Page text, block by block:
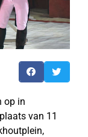
op in
van 11